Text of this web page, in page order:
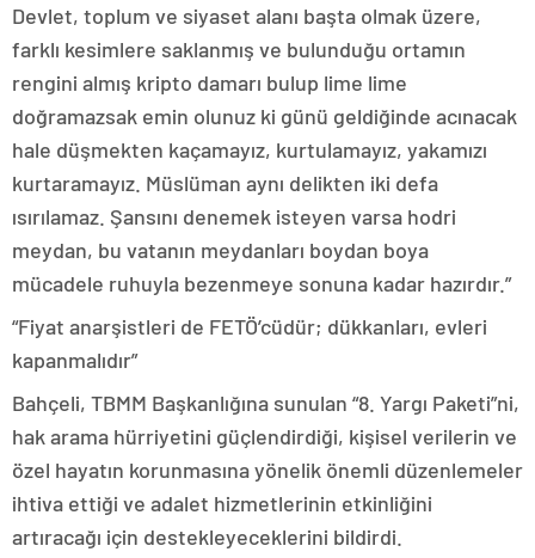
Devlet, toplum ve siyaset alanı başta olmak üzere,
farklı kesimlere saklanmış ve bulunduğu ortamın
rengini almış kripto damarı bulup lime lime
doğramazsak emin olunuz ki günü geldiğinde acınacak
hale düşmekten kaçamayız, kurtulamayız, yakamızı
kurtaramayız. Müslüman aynı delikten iki defa
ısırılamaz. Şansını denemek isteyen varsa hodri
meydan, bu vatanın meydanları boydan boya
mücadele ruhuyla bezenmeye sonuna kadar hazırdır.”
“Fiyat anarşistleri de FETÖ’cüdür; dükkanları, evleri
kapanmalıdır”
Bahçeli, TBMM Başkanlığına sunulan “8. Yargı Paketi”ni,
hak arama hürriyetini güçlendirdiği, kişisel verilerin ve
özel hayatın korunmasına yönelik önemli düzenlemeler
ihtiva ettiği ve adalet hizmetlerinin etkinliğini
artıracağı için destekleyeceklerini bildirdi.